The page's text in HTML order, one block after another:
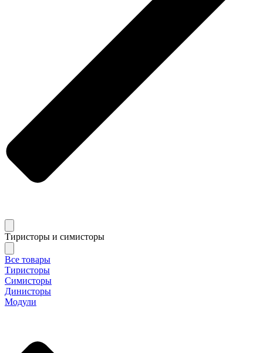
Тиристоры и симисторы
Все товары
Тиристоры
Симисторы
Динисторы
Модули